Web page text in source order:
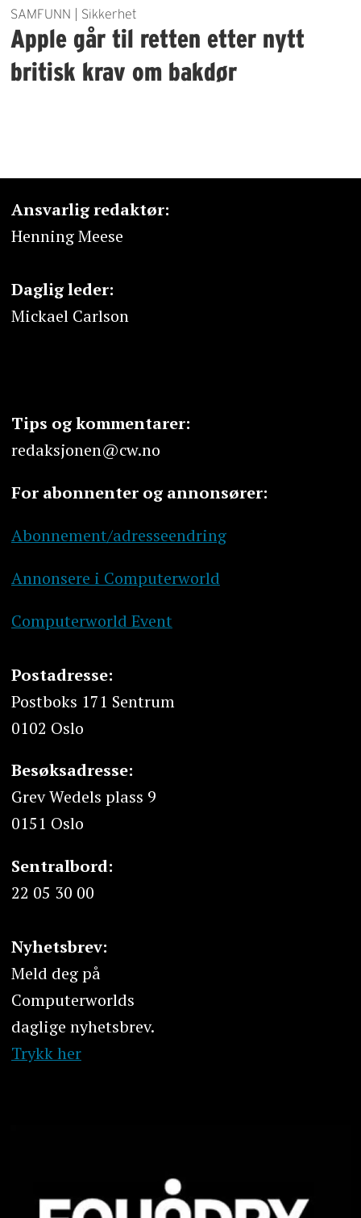
SAMFUNN | Sikkerhet
Apple går til retten etter nytt
britisk krav om bakdør
Ansvarlig redaktør:
Henning Meese
Daglig leder:
Mickael Carlson
Tips og kommentarer:
redaksjonen@cw.no
For abonnenter og annonsører:
Abonnement/adresseendring
Annonsere i Computerworld
Computerworld Event
Postadresse:
Postboks 171 Sentrum
0102 Oslo
Besøksadresse:
Grev Wedels plass 9
0151 Oslo
Sentralbord:
22 05 30 00
Nyhetsbrev:
Meld deg på
Computerworlds
daglige nyhetsbrev.
Trykk her